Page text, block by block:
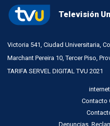
Televisión
Victoria 541, Ciudad Universitaria,
Marchant Pereira 10, Tercer Piso,
TARIFA SERVEL DIGITAL TVU 2021
Contacto
Denuncias,